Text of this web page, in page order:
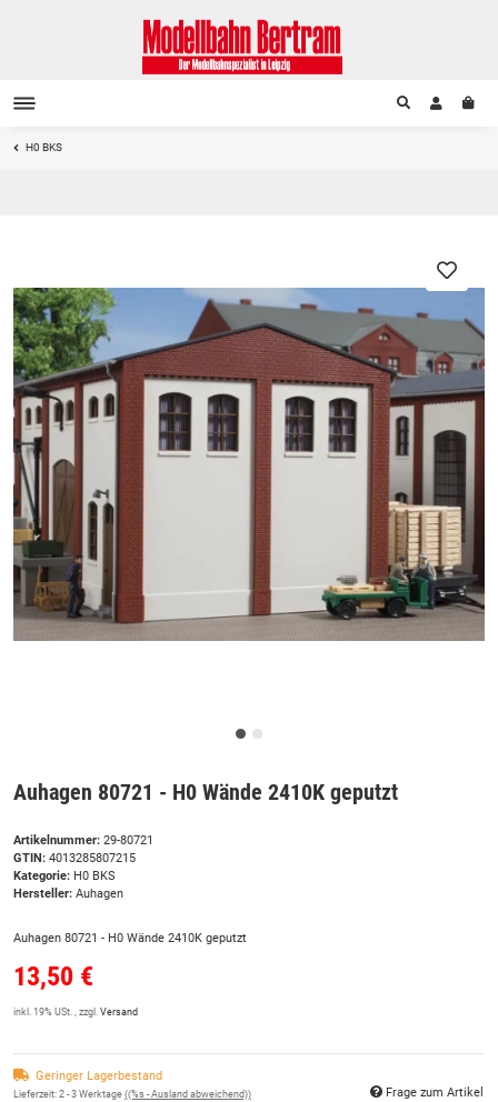
H0 BKS
Auhagen 80721 - H0 Wände 2410K geputzt
Artikelnummer: 29-80721
GTIN: 4013285807215
Kategorie: H0 BKS
Hersteller: Auhagen
Auhagen 80721 - H0 Wände 2410K geputzt
13,50 €
inkl. 19% USt. , zzgl. Versand
Geringer Lagerbestand
Lieferzeit: 2 - 3 Werktage ((%s - Ausland abweichend)) Frage zum Artikel